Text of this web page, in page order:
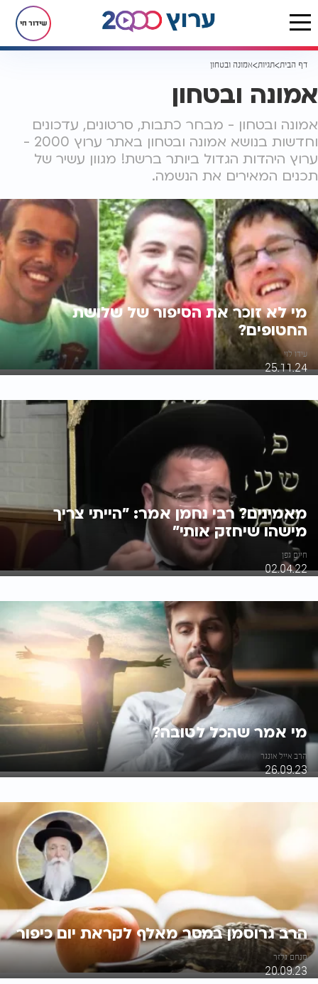
שידור חי
דף הבית תגיות אמונה ובטחון
אמונה ובטחון
אמונה ובטחון - מבחר כתבות, סרטונים, עדכונים
וחדשות בנושא אמונה ובטחון באתר ערוץ 2000 -
ערוץ היהדות הגדול ביותר ברשת! מגוון עשיר של
תכנים המאירים את הנשמה.
מי לא זוכר את הסיפור של שלושת
החטופים?
עידו לוי
25.11.24
מאמינים? רבי נחמן אמר: "הייתי צריך
מישהו שיחזק אותי"
חיים גפן
02.04.22
מי אמר שהכל לטובה?
הרב אייל אונגר
26.09.23
הרב גרוסמן במסר מאלף לקראת יום כיפור
מנחם גלזר
20.09.23